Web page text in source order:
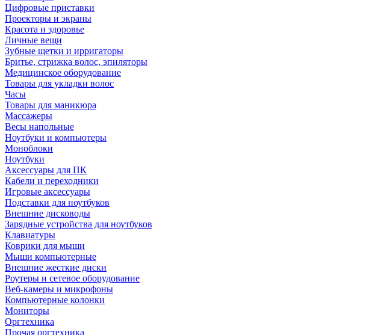
Цифровые приставки
Проекторы и экраны
Красота и здоровье
Личные вещи
Зубные щетки и ирригаторы
Бритье, стрижка волос, эпиляторы
Медицинское оборудование
Товары для укладки волос
Часы
Товары для маникюра
Массажеры
Весы напольные
Ноутбуки и компьютеры
Моноблоки
Ноутбуки
Аксессуары для ПК
Кабели и переходники
Игровые аксессуары
Подставки для ноутбуков
Внешние дисководы
Зарядные устройства для ноутбуков
Клавиатуры
Коврики для мыши
Мыши компьютерные
Внешние жесткие диски
Роутеры и сетевое оборудование
Веб-камеры и микрофоны
Компьютерные колонки
Мониторы
Оргтехника
Прочая оргтехника